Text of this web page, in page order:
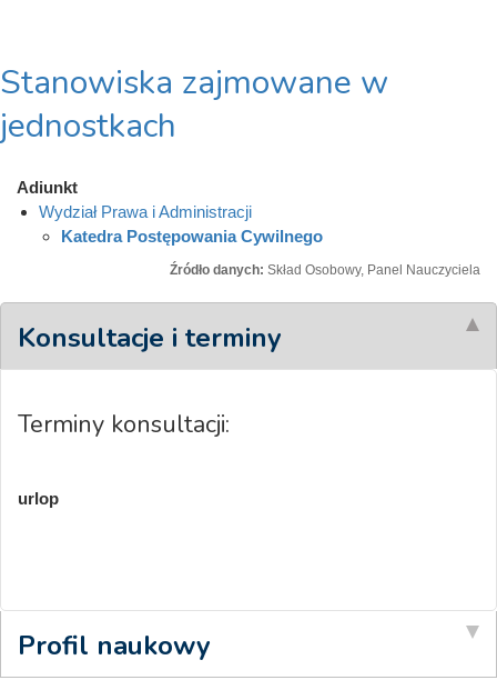
Stanowiska zajmowane w
jednostkach
Adiunkt
Wydział Prawa i Administracji
Katedra Postępowania Cywilnego
Źródło danych: Skład Osobowy, Panel Nauczyciela
Konsultacje i terminy
Terminy konsultacji:
urlop
Profil naukowy